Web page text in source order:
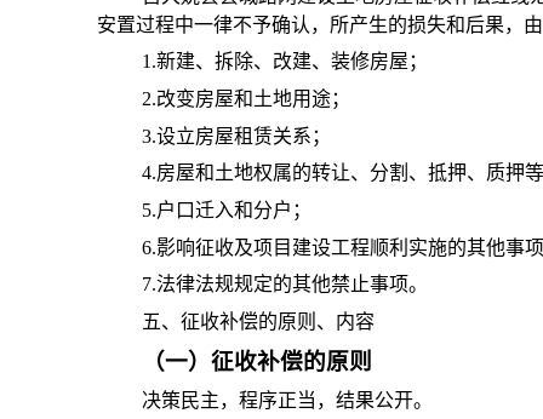
安置过程中一律不予确认，所产生的损失和后果，
1.新建、拆除、改建、装修房屋；
2.改变房屋和土地用途；
3.设立房屋租赁关系；
4.房屋和土地权属的转让、分割、抵押、质押
5.户口迁入和分户；
6.影响征收及项目建设工程顺利实施的其他事
7.法律法规规定的其他禁止事项。
五、征收补偿的原则、内容
（一）征收补偿的原则
决策民主，程序正当，结果公开。